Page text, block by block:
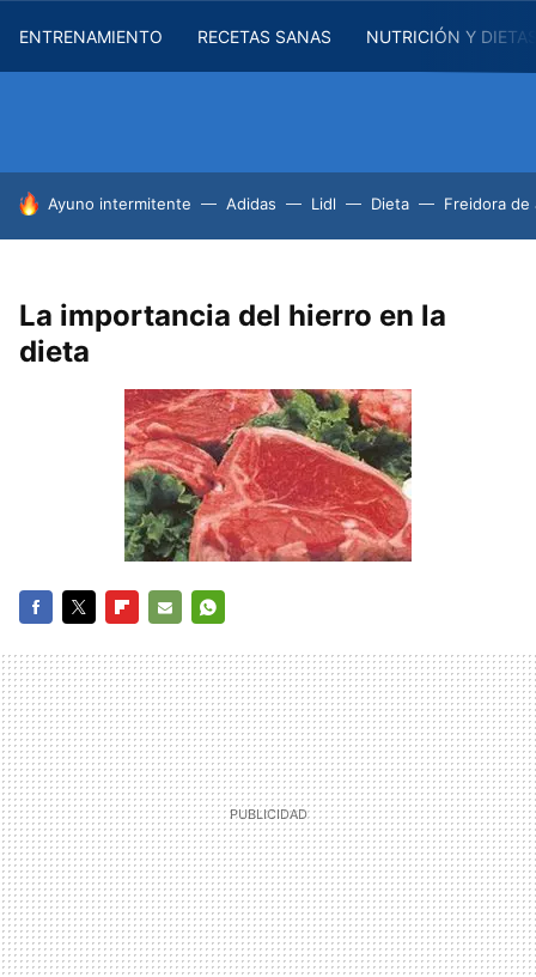
ENTRENAMIENTO RECETAS SANAS NUTRICIÓN Y
HOY SE HABLA DE
Ayuno intermitente Adidas Lidl Dieta Freidora de
La importancia del hierro en la
dieta
MAIL